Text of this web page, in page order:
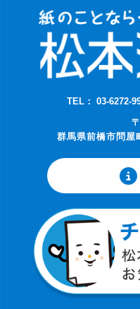
TEL： 03-6272-
群馬県前橋市問屋